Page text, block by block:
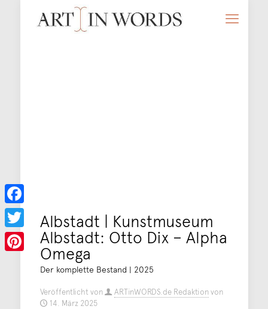
Albstadt | Kunstmuseum
Albstadt: Otto Dix – Alpha
Omega
Der komplette Bestand | 2025
Veröffentlicht von ARTinWORDS.de Redaktionvon
14. März 2025
Facebook
Twitter